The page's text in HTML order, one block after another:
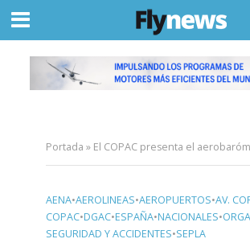
Portada » El COPAC presenta el
AENA•AEROLINEAS•AEROPUERTOS•AV.
COPAC•DGAC•ESPAÑA•NACIONALES•
SEGURIDAD Y ACCIDENTES•SEPLA